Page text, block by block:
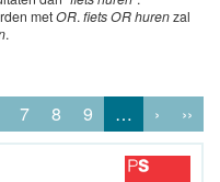
metOR. fiets OR hurenzal
.
7 8 9 … › ››